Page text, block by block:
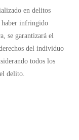
en delitos
haber infringido
se garantizará el
del individuo
todos los
delito.